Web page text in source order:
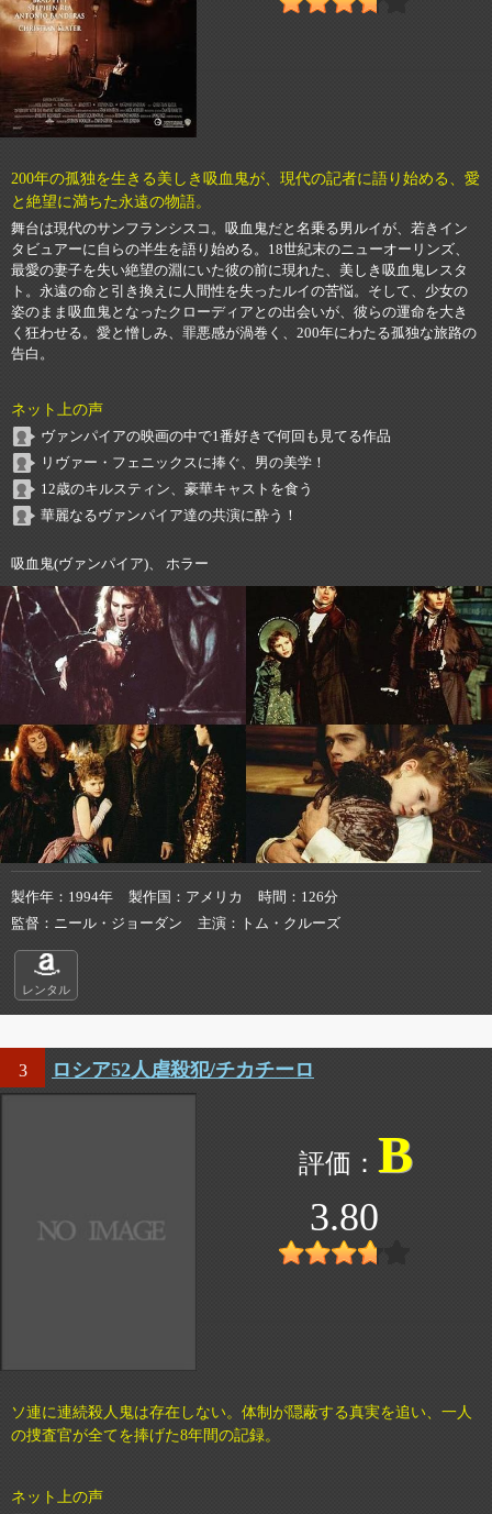
200年の孤独を生きる美しき吸血鬼が、現代の記者に語り始める、愛
と絶望に満ちた永遠の物語。
舞台は現代のサンフランシスコ。吸血鬼だと名乗る男ルイが、若きイン
タビュアーに自らの半生を語り始める。18世紀末のニューオーリンズ、
最愛の妻子を失い絶望の淵にいた彼の前に現れた、美しき吸血鬼レスタ
ト。永遠の命と引き換えに人間性を失ったルイの苦悩。そして、少女の
姿のまま吸血鬼となったクローディアとの出会いが、彼らの運命を大き
く狂わせる。愛と憎しみ、罪悪感が渦巻く、200年にわたる孤独な旅路の
告白。
ネット上の声
ヴァンパイアの映画の中で1番好きで何回も見てる作品
リヴァー・フェニックスに捧ぐ、男の美学！
12歳のキルスティン、豪華キャストを食う
華麗なるヴァンパイア達の共演に酔う！
吸血鬼(ヴァンパイア)、 ホラー
製作年 1994年 製作国 アメリカ 時間
126分
監督
ニール・ジョーダン 主演 トム・クルーズ
レンタル
3 ロシア52人虐殺犯/チカチーロ
B
3.80
ソ連に連続殺人鬼は存在しない。体制が隠蔽する真実を追い、一人
の捜査官が全てを捧げた8年間の記録。
ネット上の声